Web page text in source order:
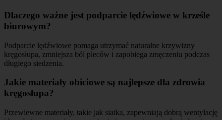
Dlaczego ważne jest podparcie lędźwiowe w krześle
biurowym?
Podparcie lędźwiowe pomaga utrzymać naturalne krzywizny
kręgosłupa, zmniejsza ból pleców i zapobiega zmęczeniu podczas
długiego siedzenia.
Jakie materiały obiciowe są najlepsze dla zdrowia
kręgosłupa?
Przewiewne materiały, takie jak siatka, zapewniają dobrą wentylację